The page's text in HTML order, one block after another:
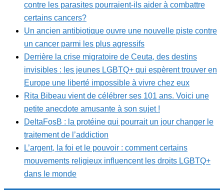
contre les parasites pourraient-ils aider à combattre
certains cancers?
Un ancien antibiotique ouvre une nouvelle piste contre
un cancer parmi les plus agressifs
Derrière la crise migratoire de Ceuta, des destins
invisibles : les jeunes LGBTQ+ qui espèrent trouver en
Europe une liberté impossible à vivre chez eux
Rita Bibeau vient de célébrer ses 101 ans. Voici une
petite anecdote amusante à son sujet !
DeltaFosB : la protéine qui pourrait un jour changer le
traitement de l’addiction
L’argent, la foi et le pouvoir : comment certains
mouvements religieux influencent les droits LGBTQ+
dans le monde